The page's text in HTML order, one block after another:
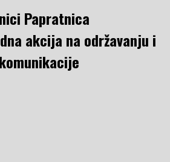
Papratnica
akcija na održavanju i